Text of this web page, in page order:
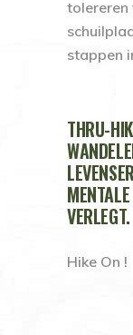
tolereren
stappen
THRU-
VERLEGT.
Hike On !